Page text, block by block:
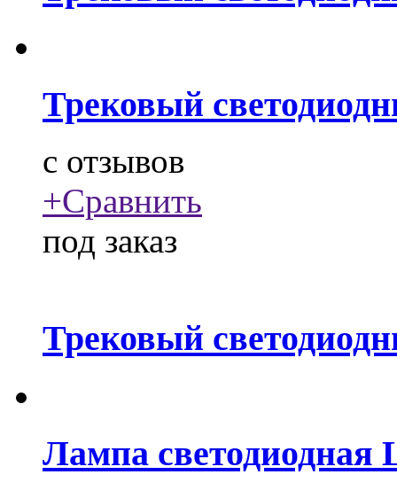
Трековый
c отзывов
+Сравнить
под заказ
Трековый
Лампа светодиодная